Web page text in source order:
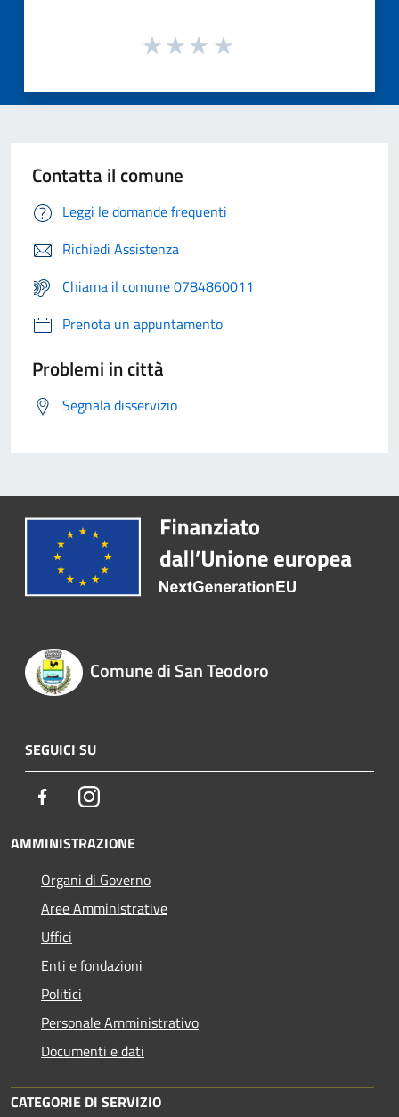
Contatta il comune
Leggi le domande frequenti
Richiedi Assistenza
Chiama il comune 0784860011
Prenota un appuntamento
Problemi in città
Segnala disservizio
Comune di San Teodoro
SEGUICI SU
FacebookInstagram
AMMINISTRAZIONE
Organi di Governo
Aree Amministrative
Uffici
Enti e fondazioni
Politici
Personale Amministrativo
Documenti e dati
CATEGORIE DI SERVIZIO